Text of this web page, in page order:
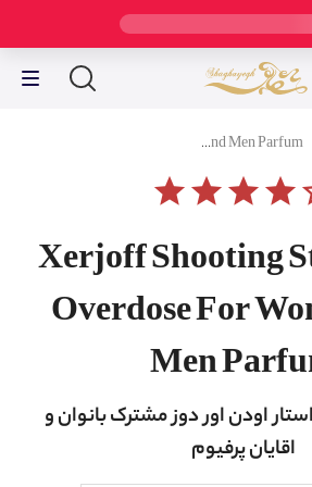
Xerjoff Shooting Stars Uden Overdose For Women And Men Parfum
starstarstarstar
Xerjoff Shooting
Overdose For
Men
اودن اور دوز مشترک بانوان و
اقایان پرفیوم